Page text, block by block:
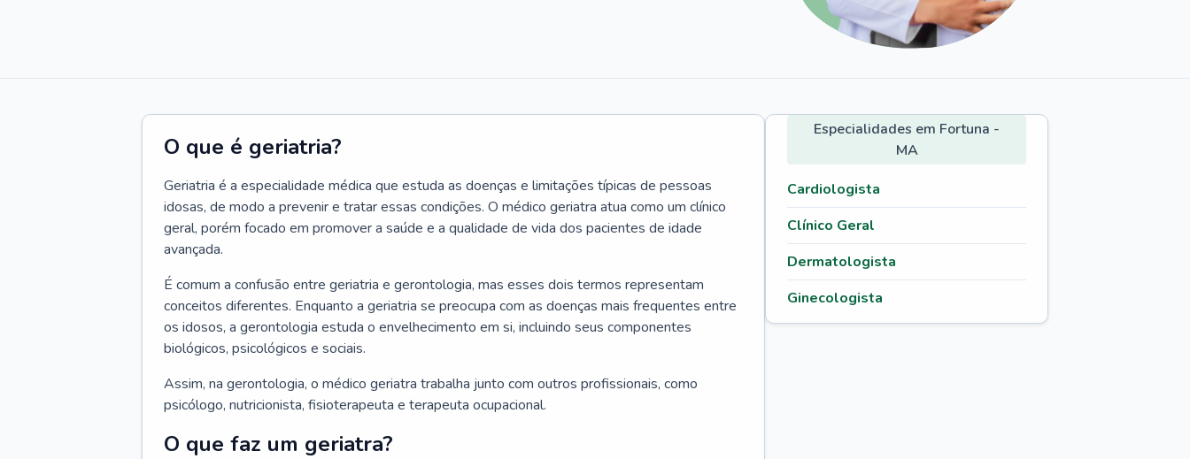
O que é geriatria?
Geriatria é a especialidade médica que estuda as doenças e limitações típicas de pessoas
idosas, de modo a prevenir e tratar essas condições. O médico geriatra atua como um clínico
geral, porém focado em promover a saúde e a qualidade de vida dos pacientes de idade
avançada.
É comum a confusão entre geriatria e gerontologia, mas esses dois termos representam
conceitos diferentes. Enquanto a geriatria se preocupa com as doenças mais frequentes entre
os idosos, a gerontologia estuda o envelhecimento em si, incluindo seus componentes
biológicos, psicológicos e sociais.
Assim, na gerontologia, o médico geriatra trabalha junto com outros profissionais, como
psicólogo, nutricionista, fisioterapeuta e terapeuta ocupacional.
O que faz um geriatra?
Especialidades em Fortuna -
MA
Cardiologista
Clínico Geral
Dermatologista
Ginecologista